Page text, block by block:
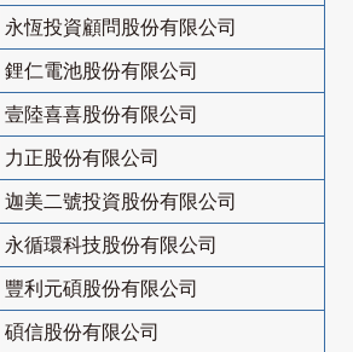
永恆投資顧問股份有限公司
鋰仁電池股份有限公司
壹陸喜喜股份有限公司
力正股份有限公司
迦美二號投資股份有限公司
永循環科技股份有限公司
豐利元碩股份有限公司
碩信股份有限公司